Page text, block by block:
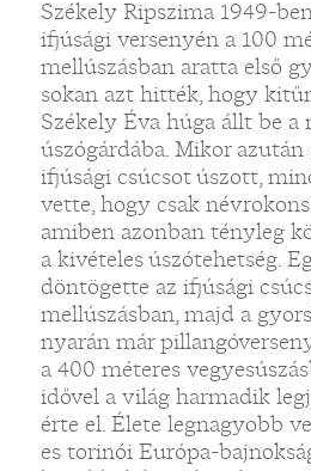
Székely Ripszima 1949-
ifjúsági versenyén a 100
mellúszásban aratta első
sokan azt hitték, hogy
Székely Éva húga állt be a
úszógárdába. Mikor azután
ifjúsági csúcsot úszott,
vette, hogy csak
amiben azonban tényleg
a kivételes úszótehetség.
döntögette az ifjúsági
mellúszásban, majd a
nyarán már
a 400 méteres
idővel a világ harmadik
érte el. Élete legnagyobb
es torinói Európa-